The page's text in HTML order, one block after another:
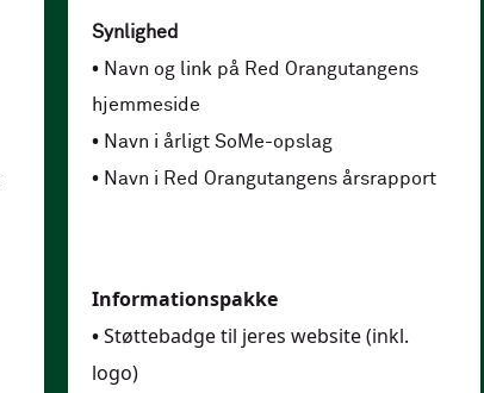
Synlighed
• Navn og link på Red Orangutangens
hjemmeside
• Navn i årligt SoMe-opslag
• Navn i Red Orangutangens årsrapport
Informationspakke
•Støttebadge til jeres website (inkl.
logo)